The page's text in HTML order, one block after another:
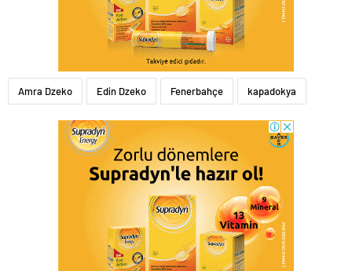
Amra Dzeko Edin Dzeko Fenerbahçe kapadokya